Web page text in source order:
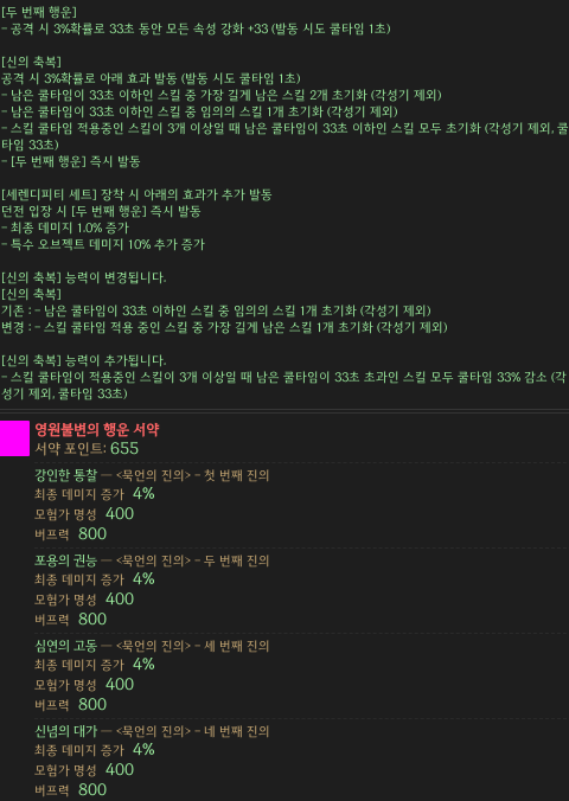
[두 번째 행운]
- 공격 시 3%확률로 33초 동안 모든 속성 강화 +33 (발동 시도 쿨타임 1초)
[신의 축복]
공격 시 3%확률로 아래 효과 발동 (발동 시도 쿨타임 1초)
- 남은 쿨타임이 33초 이하인 스킬 중 가장 길게 남은 스킬 2개 초기화 (각성기 제외)
- 남은 쿨타임이 33초 이하인 스킬 중 임의의 스킬 1개 초기화 (각성기 제외)
- 스킬 쿨타임 적용중인 스킬이 3개 이상일 때 남은 쿨타임이 33초 이하인 스킬 모두 초기화 (각성기 제외, 쿨
타임 33초)
- [두 번째 행운] 즉시 발동
[세렌디피티 세트] 장착 시 아래의 효과가 추가 발동
던전 입장 시 [두 번째 행운] 즉시 발동
- 최종 데미지 1.0% 증가
- 특수 오브젝트 데미지 10% 추가 증가
[신의 축복] 능력이 변경됩니다.
[신의 축복]
기존 : - 남은 쿨타임이 33초 이하인 스킬 중 임의의 스킬 1개 초기화 (각성기 제외)
변경 : - 스킬 쿨타임 적용 중인 스킬 중 가장 길게 남은 스킬 1개 초기화 (각성기 제외)
[신의 축복] 능력이 추가됩니다.
- 스킬 쿨타임이 적용중인 스킬이 3개 이상일 때 남은 쿨타임이 33초 초과인 스킬 모두 쿨타임 33% 감소 (각
성기 제외, 쿨타임 33초)
영원불변의 행운 서약
서약 포인트: 655
강인한 통찰 — <묵언의 진의> - 첫 번째 진의
최종 데미지 증가 4%
모험가 명성 400
버프력 800
포용의 권능 — <묵언의 진의> - 두 번째 진의
최종 데미지 증가 4%
모험가 명성 400
버프력 800
심연의 고동 — <묵언의 진의> - 세 번째 진의
최종 데미지 증가 4%
모험가 명성 400
버프력 800
신념의 대가 — <묵언의 진의> - 네 번째 진의
최종 데미지 증가 4%
모험가 명성 400
버프력 800